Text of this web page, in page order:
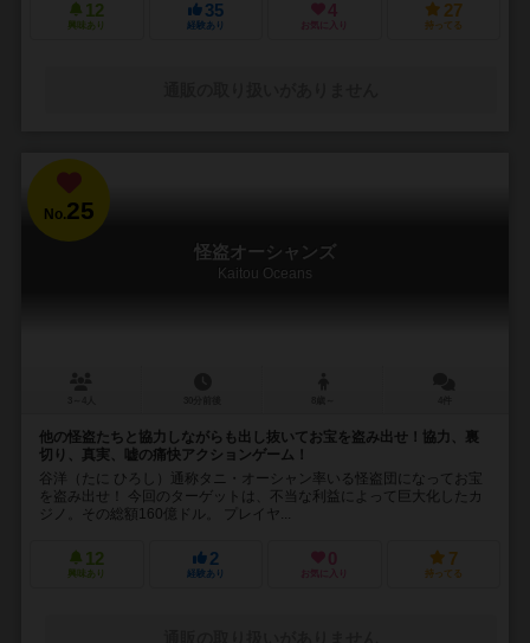
12
興味あり
35
経験あり
4
お気に入り
27
持ってる
No.25
怪盗オーシャンズ
Kaitou Oceans
他の怪盗たちと協力しながらも出し抜いてお宝を盗み出せ！協力、裏
切り、真実、嘘の痛快アクションゲーム！
谷洋（たに ひろし）通称タニ・オーシャン率いる怪盗団になってお宝
を盗み出せ！ 今回のターゲットは、不当な利益によって巨大化したカ
ジノ。その総額160億ドル。 プレイヤ...
12
興味あり
2
経験あり
0
お気に入り
7
持ってる